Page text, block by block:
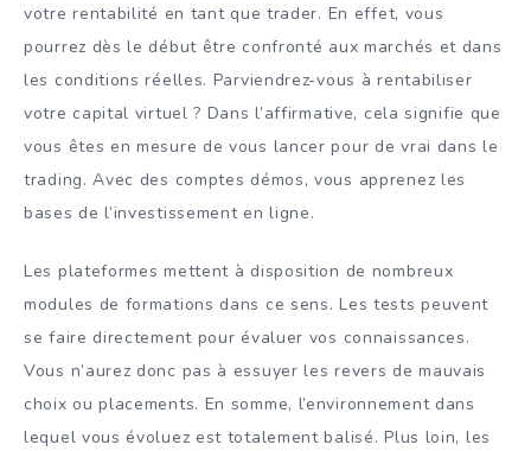
votre rentabilité en tant que trader. En effet, vous
pourrez dès le début être confronté aux marchés et dans
les conditions réelles. Parviendrez-vous à rentabiliser
votre capital virtuel ? Dans l’affirmative, cela signifie que
vous êtes en mesure de vous lancer pour de vrai dans le
trading. Avec des comptes démos, vous apprenez les
bases de l’investissement en ligne.
Les plateformes mettent à disposition de nombreux
modules de formations dans ce sens. Les tests peuvent
se faire directement pour évaluer vos connaissances.
Vous n’aurez donc pas à essuyer les revers de mauvais
choix ou placements. En somme, l’environnement dans
lequel vous évoluez est totalement balisé. Plus loin, les